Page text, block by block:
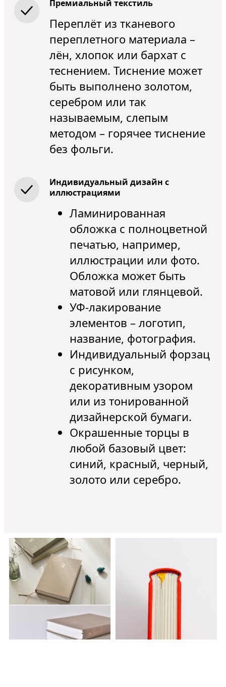
Премиальный текстиль
Переплёт из тканевого
переплетного материала –
лён, хлопок или бархат с
теснением. Тиснение может
быть выполнено золотом,
серебром или так
называемым, слепым
методом – горячее тиснение
без фольги.
Индивидуальный дизайн с
иллюстрациями
Ламинированная
обложка с полноцветной
печатью, например,
иллюстрации или фото.
Обложка может быть
матовой или глянцевой.
УФ-лакирование
элементов – логотип,
название, фотография.
Индивидуальный форзац
с рисунком,
декоративным узором
или из тонированной
дизайнерской бумаги.
Окрашенные торцы в
любой базовый цвет:
синий, красный, черный,
золото или серебро.